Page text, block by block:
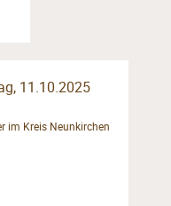
11.10.2025
im Kreis Neunkirchen